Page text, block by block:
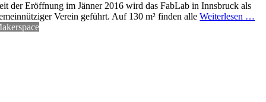
der Eröffnung im Jänner 2016 wird das FabLab in Innsbruck als
Verein geführt. Auf 130 m² finden alleWeiterlesen …